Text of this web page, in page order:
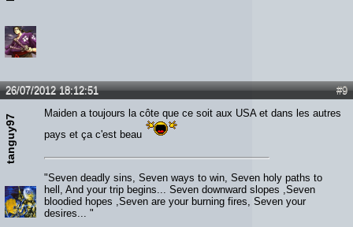
#9
26/07/2012 18:12:51
tanguy97
Maiden a toujours la côte que ce soit aux USA et dans les autres
pays et ça c'est beau
"Seven deadly sins, Seven ways to win, Seven holy paths to
hell, And your trip begins... Seven downward slopes ,Seven
bloodied hopes ,Seven are your burning fires, Seven your
desires... "